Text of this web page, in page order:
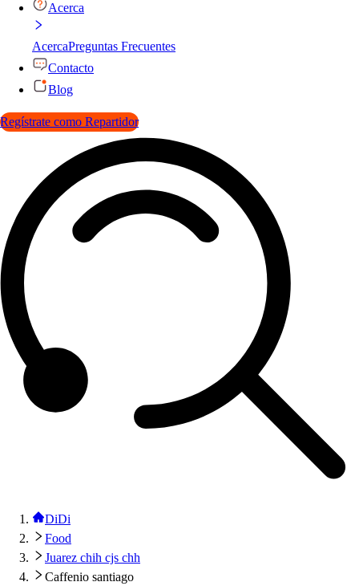
Acerca
AcercaPreguntas Frecuentes
Contacto
Blog
Regístrate como Repartidor
DiDi
Food
Juarez chih cjs chh
Caffenio santiago